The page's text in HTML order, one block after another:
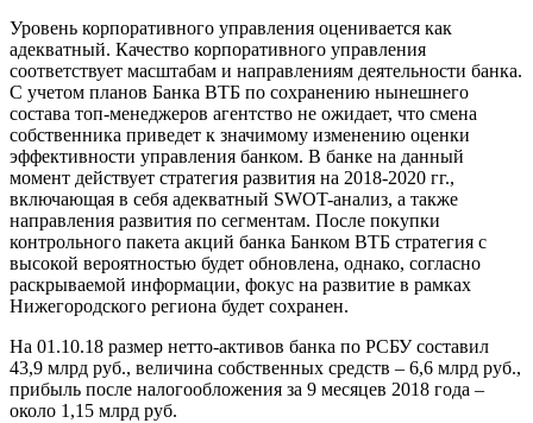
Уровень корпоративного управления оценивается как
адекватный. Качество корпоративного управления
соответствует масштабам и направлениям деятельности банка.
С учетом планов Банка ВТБ по сохранению нынешнего
состава топ-менеджеров агентство не ожидает, что смена
собственника приведет к значимому изменению оценки
эффективности управления банком. В банке на данный
момент действует стратегия развития на 2018-2020 гг.,
включающая в себя адекватный SWOT-анализ, а также
направления развития по сегментам. После покупки
контрольного пакета акций банка Банком ВТБ стратегия с
высокой вероятностью будет обновлена, однако, согласно
раскрываемой информации, фокус на развитие в рамках
Нижегородского региона будет сохранен.
На 01.10.18 размер нетто-активов банка по РСБУ составил
43,9 млрд руб., величина собственных средств – 6,6 млрд руб.,
прибыль после налогообложения за 9 месяцев 2018 года –
около 1,15 млрд руб.